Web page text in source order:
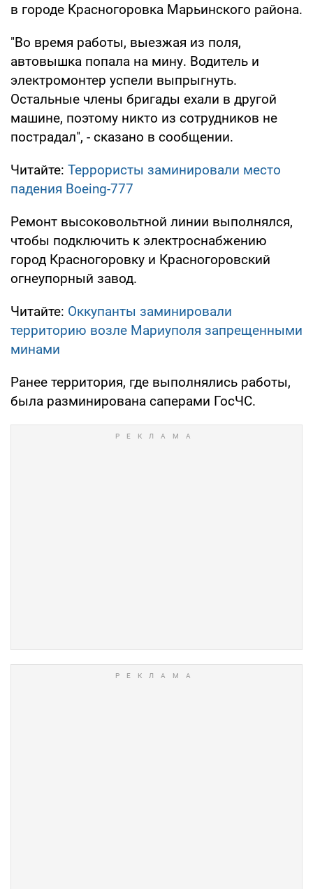
в городе Красногоровка Марьинского района.
"Во время работы, выезжая из поля,
автовышка попала на мину. Водитель и
электромонтер успели выпрыгнуть.
Остальные члены бригады ехали в другой
машине, поэтому никто из сотрудников не
пострадал", - сказано в сообщении.
Читайте: Террористы заминировали место
падения Boeing-777
Ремонт высоковольтной линии выполнялся,
чтобы подключить к электроснабжению
город Красногоровку и Красногоровский
огнеупорный завод.
Читайте: Оккупанты заминировали
территорию возле Мариуполя запрещенными
минами
Ранее территория, где выполнялись работы,
была разминирована саперами ГосЧС.